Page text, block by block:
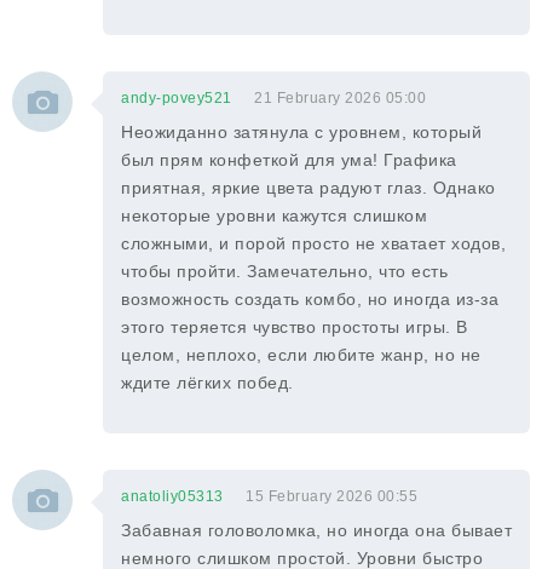
andy-povey521 21 February 2026 05:00
Неожиданно затянула с уровнем, который
был прям конфеткой для ума! Графика
приятная, яркие цвета радуют глаз. Однако
некоторые уровни кажутся слишком
сложными, и порой просто не хватает ходов,
чтобы пройти. Замечательно, что есть
возможность создать комбо, но иногда из-за
этого теряется чувство простоты игры. В
целом, неплохо, если любите жанр, но не
ждите лёгких побед.
anatoliy05313 15 February 2026 00:55
Забавная головоломка, но иногда она бывает
немного слишком простой. Уровни быстро